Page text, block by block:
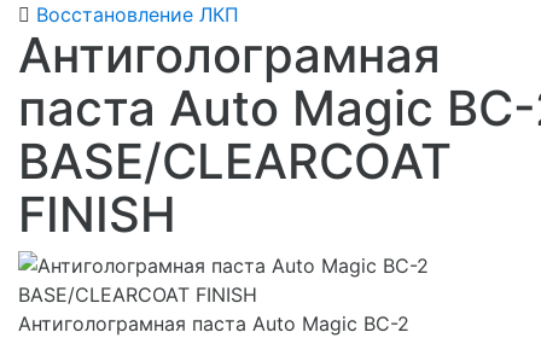
Восстановление ЛКП
Антиголограмная
паста Auto Magic
BASE/CLEARCOAT
FINISH
Антиголограмная паста Auto Magic BC-2